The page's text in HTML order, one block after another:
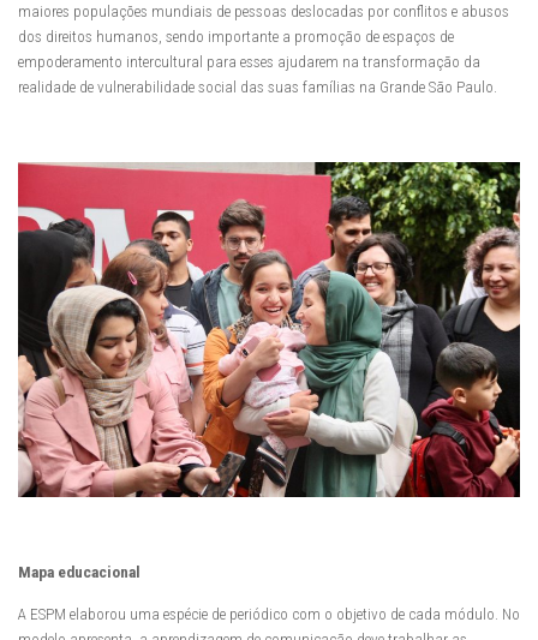
maiores populações mundiais de pessoas deslocadas por conflitos e abusos
dos direitos humanos, sendo importante a promoção de espaços de
empoderamento intercultural para esses ajudarem na transformação da
realidade de vulnerabilidade social das suas famílias na Grande São Paulo.
Mapa educacional
A ESPM elaborou uma espécie de periódico com o objetivo de cada módulo. No